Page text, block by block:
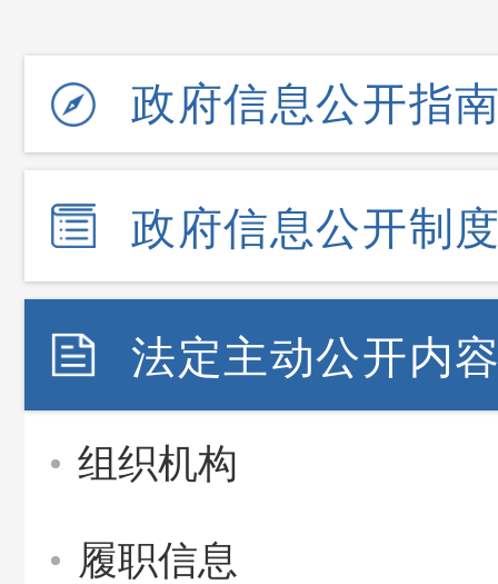
政府信息公开指
政府信息公开制
法定主动公开内
组织机构
履职信息